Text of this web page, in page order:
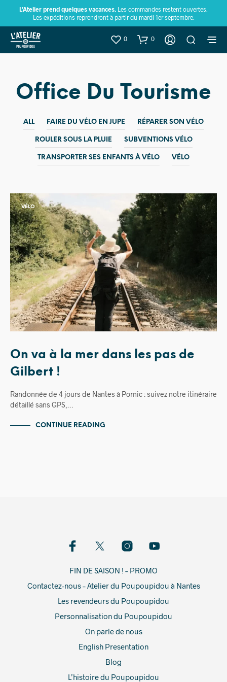
L’Atelier prend quelques vacances. Les commandes restent ouvertes.
Les expéditions reprendront à partir du mardi 1er septembre.
0 0
Office Du Tourisme
ALL FAIRE DU VÉLO EN JUPE RÉPARER SON VÉLO
ROULER SOUS LA PLUIE SUBVENTIONS VÉLO
TRANSPORTER SES ENFANTS À VÉLO VÉLO
VÉLO
On va à la mer dans les pas de
Gilbert !
Randonnée de 4 jours de Nantes à Pornic : suivez notre itinéraire
détaillé sans GPS,…
CONTINUE READING
FIN DE SAISON ! – PROMO
Contactez-nous – Atelier du Poupoupidou à Nantes
Les revendeurs du Poupoupidou
Personnalisation du Poupoupidou
On parle de nous
English Presentation
Blog
L’histoire du Poupoupidou